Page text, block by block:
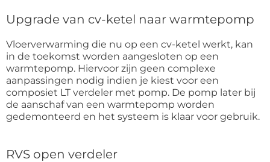
Upgrade van cv-ketel naar warmtepomp
Vloerverwarming die nu op een cv-ketel werkt, kan
in de toekomst worden aangesloten op een
warmtepomp. Hiervoor zijn geen complexe
aanpassingen nodig indien je kiest voor een
composiet LT verdeler met pomp. De pomp later bij
de aanschaf van een warmtepomp worden
gedemonteerd en het systeem is klaar voor gebruik.
RVS open verdeler